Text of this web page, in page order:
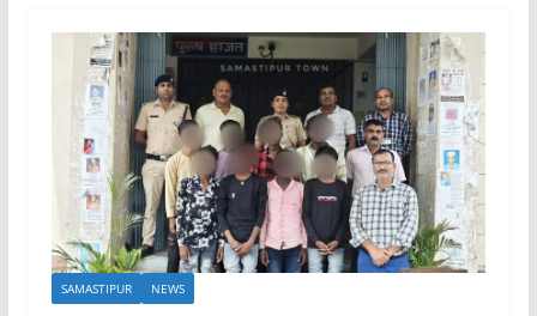
SAMASTIPUR NEWS